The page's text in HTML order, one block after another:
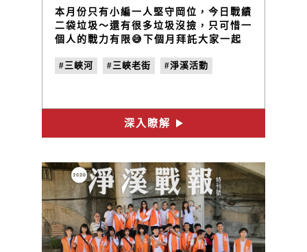
本月份只有小編一人堅守岡位，今日戰績
二袋垃圾～還有很多垃圾沒撿，只可惜一
個人的戰力有限😅下個月拜託大家一起
#三峽河
#三峽老街 #淨溪活動
深入瞭解